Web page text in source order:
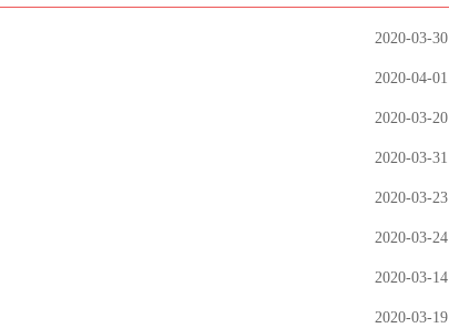
2020-03-30
2020-04-01
2020-03-20
2020-03-31
2020-03-23
2020-03-24
2020-03-14
2020-03-19